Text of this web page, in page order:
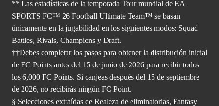
** Las estadísticas de la temporada Tour mundial de EA
SPORTS FC™ 26 Football Ultimate Team™ se basan
únicamente en la jugabilidad en los siguientes modos: Squad
Battles, Rivals, Champions y Draft.
††Debes completar los pasos para obtener la distribución inicial
de FC Points antes del 15 de junio de 2026 para recibir todos
los 6,000 FC Points. Si canjeas después del 15 de septiembre
de 2026, no recibirás ningún FC Point.
§ Selecciones extraídas de Realeza de eliminatorias, Fantasy